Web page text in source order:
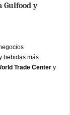
Gulfood y
bebidas más
Trade Center y